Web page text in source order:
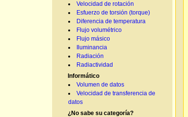
Velocidad de rotación
Esfuerzo de torsión (torque)
Diferencia de temperatura
Flujo volumétrico
Flujo másico
Iluminancia
Radiación
Radiactividad
Informático
Volumen de datos
Velocidad de transferencia de
datos
¿No sabe su categoría?